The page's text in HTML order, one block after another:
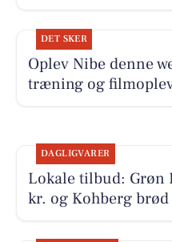
DET SKER
Oplev Nibe denne
træning og
DAGLIGVARER
Lokale tilbud: Grøn
kr. og Kohberg